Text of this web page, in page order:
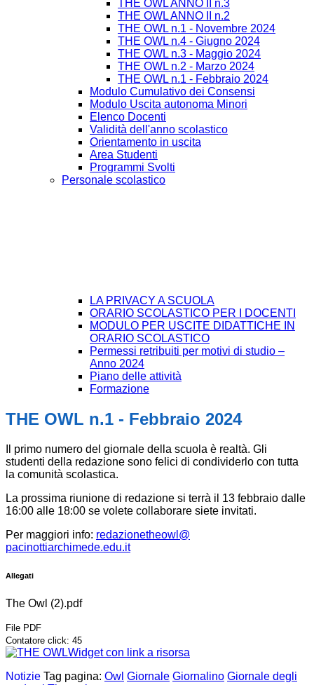
THE OWL ANNO II n.3
THE OWL ANNO II n.2
THE OWL n.1 - Novembre 2024
THE OWL n.4 - Giugno 2024
THE OWL n.3 - Maggio 2024
THE OWL n.2 - Marzo 2024
THE OWL n.1 - Febbraio 2024
Modulo Cumulativo dei Consensi
Modulo Uscita autonoma Minori
Elenco Docenti
Validità dell'anno scolastico
Orientamento in uscita
Area Studenti
Programmi Svolti
Personale scolastico
LA PRIVACY A SCUOLA
ORARIO SCOLASTICO PER I DOCENTI
MODULO PER USCITE DIDATTICHE IN
ORARIO SCOLASTICO
Permessi retribuiti per motivi di studio –
Anno 2024
Piano delle attività
Formazione
THE OWL n.1 - Febbraio 2024
Il primo numero del giornale della scuola è realtà. Gli
studenti della redazione sono felici di condividerlo con tutta
la comunità scolastica.
La prossima riunione di redazione si terrà il 13 febbraio dalle
16:00 alle 18:00 se volete collaborare siete invitati.
Per maggiori info: redazionetheowl@
pacinottiarchimede.edu.it
Allegati
The Owl (2).pdf
File PDF
Contatore click: 45
Widget con link a risorsa
Notizie Tag pagina: Owl Giornale Giornalino Giornale degli